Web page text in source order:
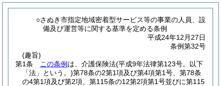
○さぬき市指定地域密着型サービス等の事業の人員、設
備及び運営等に関する基準を定める条例
平成24年12月27日
条例第32号
(趣旨)
第1条
この条例 は、介護保険法(平成9年法律第123号。以下
「法」という。)第78条の2第1項及び第4項第1号、第78条
の4第1項及び第2項、第115条の12第2項第1号並びに第115